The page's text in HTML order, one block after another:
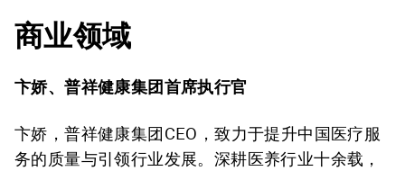
商业领域
卞娇、普祥健康集团首席执行官
卞娇，普祥健康集团​CEO，致力于提升中国医疗服
务的质量与引领行业发展。深耕医养行业十余载，